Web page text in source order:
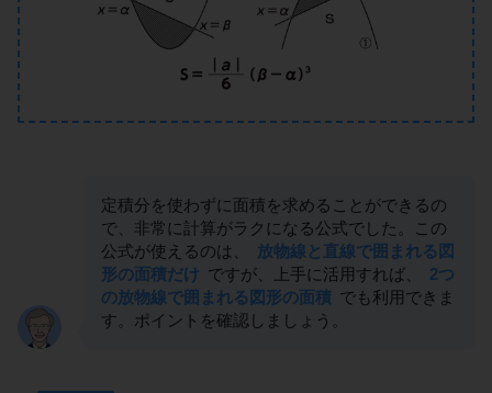
定積分を使わずに面積を求めることができるの
で、非常に計算がラクになる公式でした。この
公式が使えるのは、
放物線と直線で囲まれる図
形の面積だけ ですが、上手に活用すれば、
2つ
の放物線で囲まれる図形の面積 でも利用できま
す。ポイントを確認しましょう。